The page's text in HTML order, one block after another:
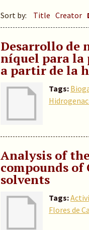
Sort by: Title Creator
Desarrollo de
níquel para la
a partir de la
Tags:
Analysis of
compounds of
solvents
Tags:
Flores de